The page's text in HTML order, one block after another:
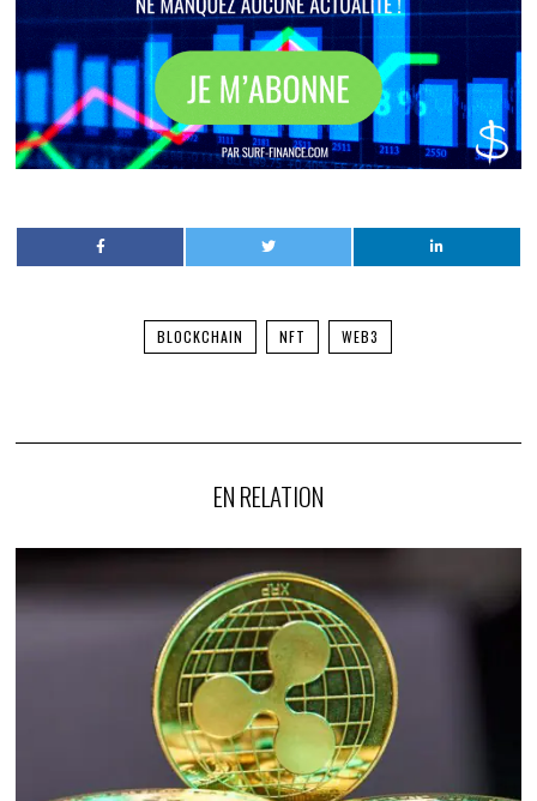
BLOCKCHAIN NFT WEB3
EN RELATION